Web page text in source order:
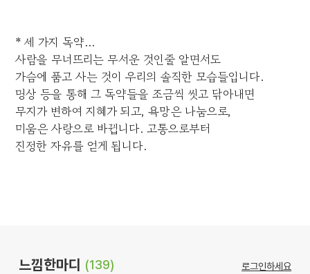
* 세 가지 독약...
사람을 무너뜨리는 무서운 것인줄 알면서도
가슴에 품고 사는 것이 우리의 솔직한 모습들입니다.
명상 등을 통해 그 독약들을 조금씩 씻고 닦아내면
무지가 변하여 지혜가 되고, 욕망은 나눔으로,
미움은 사랑으로 바뀝니다. 고통으로부터
진정한 자유를 얻게 됩니다.
느낌한마디 (139) 로그인하세요